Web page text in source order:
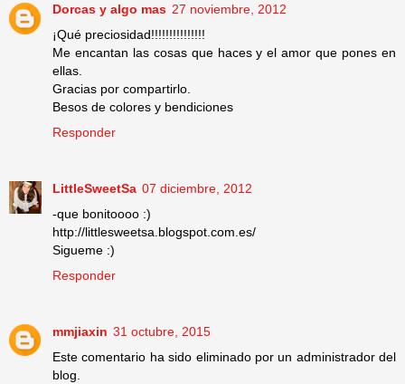
Dorcas y algo mas 27 noviembre, 2012
¡Qué preciosidad!!!!!!!!!!!!!!!
Me encantan las cosas que haces y el amor que pones en
ellas.
Gracias por compartirlo.
Besos de colores y bendiciones
Responder
LittleSweetSa 07 diciembre, 2012
-que bonitoooo :)
http://littlesweetsa.blogspot.com.es/
Sigueme :)
Responder
mmjiaxin 31 octubre, 2015
Este comentario ha sido eliminado por un administrador del
blog.